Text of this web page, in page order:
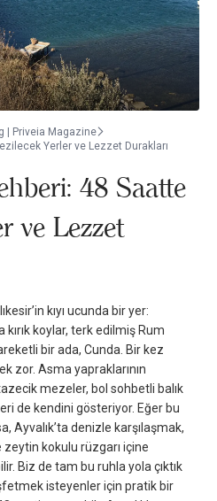
| Priveia Magazine
Yerler ve Lezzet Durakları
48 Saatte
ve Lezzet
kıyı ucunda bir yer:
koylar, terk edilmiş Rum
bir ada, Cunda. Bir kez
zor. Asma yapraklarının
mezeler, bol sohbetli balık
de kendini gösteriyor. Eğer bu
Ayvalık’ta denizle karşılaşmak,
kokulu rüzgarı içine
Biz de tam bu ruhla yola çıktık
isteyenler için pratik bir